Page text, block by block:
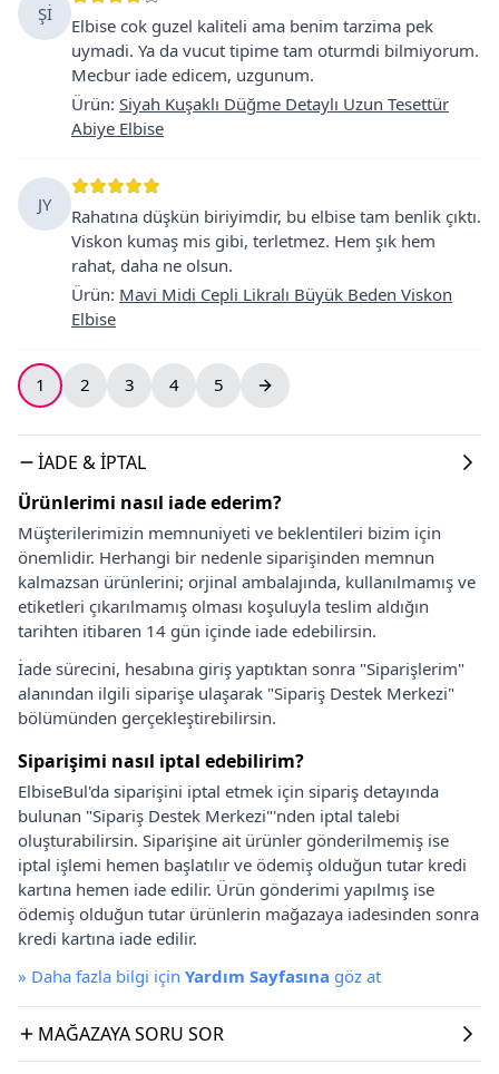
Şİ
Elbise cok guzel kaliteli ama benim tarzima pek
uymadi. Ya da vucut tipime tam oturmdi bilmiyorum.
Mecbur iade edicem, uzgunum.
Ürün: Siyah Kuşaklı Düğme Detaylı Uzun Tesettür
Abiye Elbise
JY
Rahatına düşkün biriyimdir, bu elbise tam benlik çıktı.
Viskon kumaş mis gibi, terletmez. Hem şık hem
rahat, daha ne olsun.
Ürün: Mavi Midi Cepli Likralı Büyük Beden Viskon
Elbise
1 2 3 4 5
İADE & İPTAL
Ürünlerimi nasıl iade ederim?
Müşterilerimizin memnuniyeti ve beklentileri bizim için
önemlidir. Herhangi bir nedenle siparişinden memnun
kalmazsan ürünlerini; orjinal ambalajında, kullanılmamış ve
etiketleri çıkarılmamış olması koşuluyla teslim aldığın
tarihten itibaren 14 gün içinde iade edebilirsin.
İade sürecini, hesabına giriş yaptıktan sonra "Siparişlerim"
alanından ilgili siparişe ulaşarak "Sipariş Destek Merkezi"
bölümünden gerçekleştirebilirsin.
Siparişimi nasıl iptal edebilirim?
ElbiseBul'da siparişini iptal etmek için sipariş detayında
bulunan "Sipariş Destek Merkezi"'nden iptal talebi
oluşturabilirsin. Siparişine ait ürünler gönderilmemiş ise
iptal işlemi hemen başlatılır ve ödemiş olduğun tutar kredi
kartına hemen iade edilir. Ürün gönderimi yapılmış ise
ödemiş olduğun tutar ürünlerin mağazaya iadesinden sonra
kredi kartına iade edilir.
» Daha fazla bilgi için Yardım Sayfasına göz at
MAĞAZAYA SORU SOR